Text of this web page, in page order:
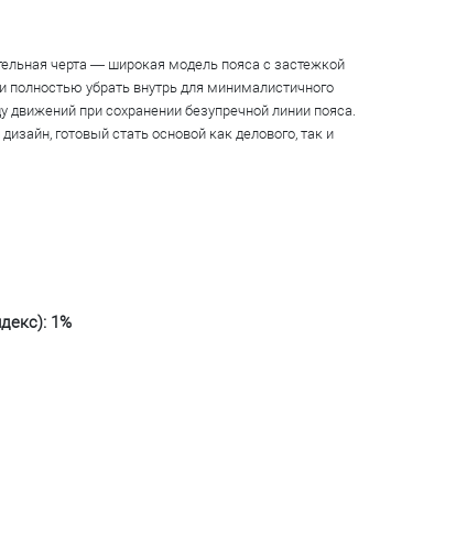
черта — широкая модель пояса с застежкой
убрать внутрь для минималистичного
движений при сохранении безупречной линии пояса.
готовый стать основой как делового, так и
1%